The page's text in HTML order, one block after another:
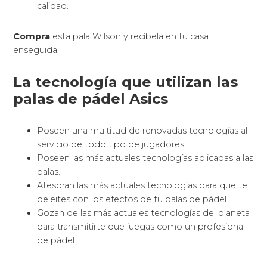
calidad.
Compra esta pala Wilson y recíbela en tu casa
enseguida.
La tecnología que utilizan las
palas de pádel Asics
Poseen una multitud de renovadas tecnologías al
servicio de todo tipo de jugadores.
Poseen las más actuales tecnologías aplicadas a las
palas.
Atesoran las más actuales tecnologías para que te
deleites con los efectos de tu palas de pádel.
Gozan de las más actuales tecnologías del planeta
para transmitirte que juegas como un profesional
de pádel.